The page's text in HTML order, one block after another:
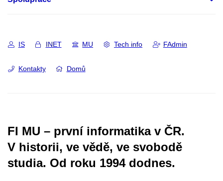
IS INET MU Tech info FAdmin
Kontakty Domů
FI MU – první informatika v ČR.
V historii, ve vědě, ve svobodě
studia. Od roku 1994 dodnes.